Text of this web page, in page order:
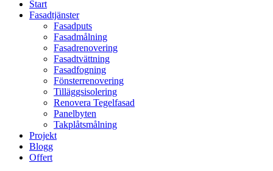
Start
Fasadtjänster
Fasadputs
Fasadmålning
Fasadrenovering
Fasadtvättning
Fasadfogning
Fönsterrenovering
Tilläggsisolering
Renovera Tegelfasad
Panelbyten
Takplåtsmålning
Projekt
Blogg
Offert